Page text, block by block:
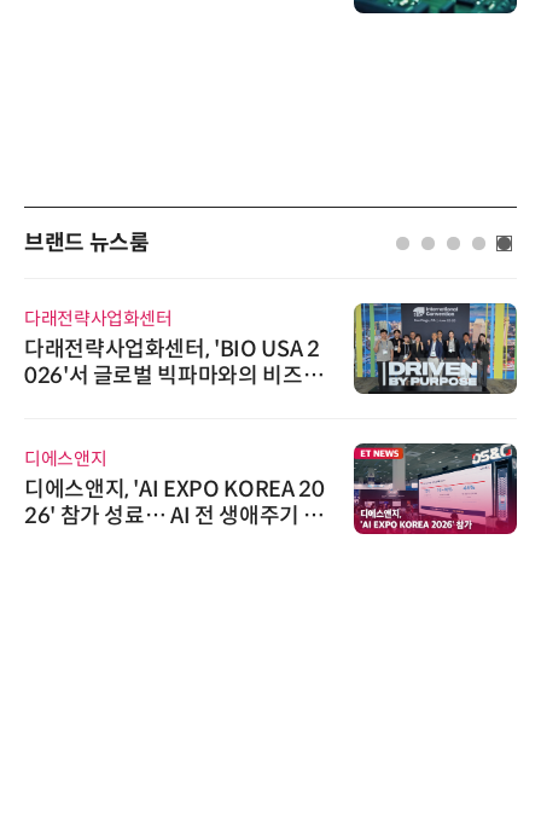
브랜드 뉴스룸
다래전략사업화센터
다래전략사업화센터, 'BIO USA 2
026'서 글로벌 빅파마와의 비즈니
디에스앤지
디에스앤지, 'AI EXPO KOREA 20
26' 참가 성료… AI 전 생애주기 아